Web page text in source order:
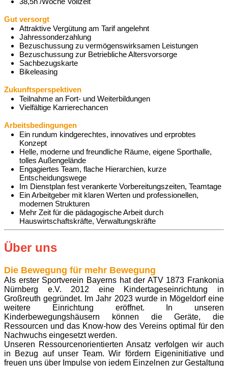
Gut versorgt
Attraktive Vergütung am Tarif angelehnt
Jahressonderzahlung
Bezuschussung zu vermögenswirksamen Leistungen
Bezuschussung zur Betriebliche Altersvorsorge
Sachbezugskarte
Bikeleasing
Zukunftsperspektiven
Teilnahme an Fort- und Weiterbildungen
Vielfältige Karrierechancen
Arbeitsbedingungen
Ein rundum kindgerechtes, innovatives und erprobtes
Konzept
Helle, moderne und freundliche Räume, eigene Sporthalle,
tolles Außengelände
Engagiertes Team, flache Hierarchien, kurze
Entscheidungswege
Im Dienstplan fest verankerte Vorbereitungszeiten, Teamtage
Ein Arbeitgeber mit klaren Werten und professionellen,
modernen Strukturen
Mehr Zeit für die pädagogische Arbeit durch
Hauswirtschaftskräfte, Verwaltungskräfte
Über uns
Die Bewegung für mehr Bewegung
Als erster Sportverein Bayerns hat der ATV 1873 Frankonia
Nürnberg e.V. 2012 eine Kindertageseinrichtung in
Großreuth gegründet. Im Jahr 2023 wurde in Mögeldorf eine
weitere Einrichtung eröffnet. In unseren
Kinderbewegungshäusern können die Geräte, die
Ressourcen und das Know-how des Vereins optimal für den
Nachwuchs eingesetzt werden.
Unseren Ressourcenorientierten Ansatz verfolgen wir auch
in Bezug auf unser Team. Wir fördern Eigeninitiative und
freuen uns über Impulse von jedem Einzelnen zur Gestaltung